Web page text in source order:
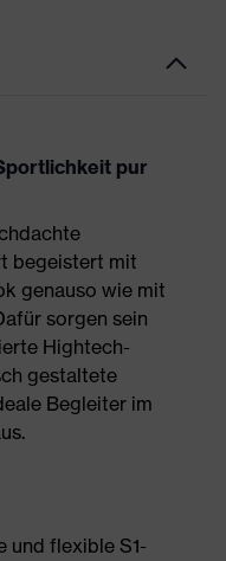
pur
begeistert mit
genauso wie mit
sorgen sein
Hightech-
gestaltete
Begleiter im
und flexible S1-